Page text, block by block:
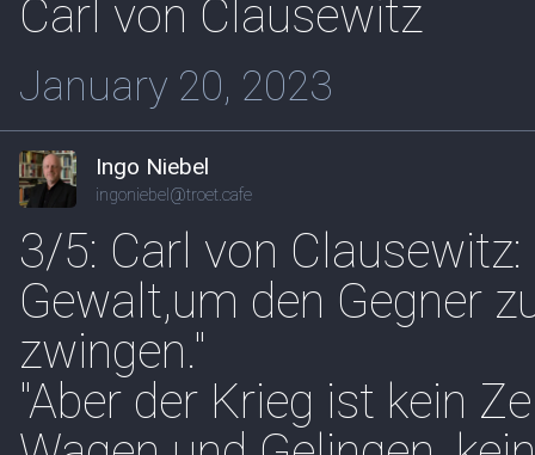
Carl von Clausewitz
January 20, 2023
Ingo Niebel
ingoniebel@troet.cafe
3/5: Carl von
Gewalt,um den Gegner
zwingen."
"Aber der Krieg ist kein